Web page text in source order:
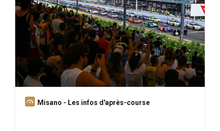
AMisano - Les infos d'après-course